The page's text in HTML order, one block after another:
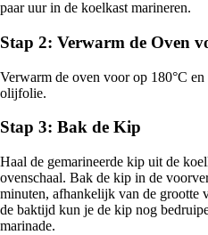
paar uur in de koelkast marineren.
Stap 2: Verwarm de Oven
Verwarm de oven voor op 180°C
olijfolie.
Stap 3: Bak de Kip
Haal de gemarineerde kip uit de
ovenschaal. Bak de kip in de
minuten, afhankelijk van de grootte
de baktijd kun je de kip nog
marinade.